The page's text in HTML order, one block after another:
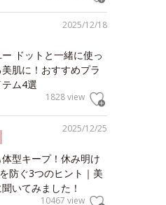
2025/12/18
ドットと一緒に使っ
肌に！おすすめプラ
ム4選
1828 view
2025/12/25
型キープ！休み明け
防ぐ3つのヒント｜美
いてみました！
10467 view